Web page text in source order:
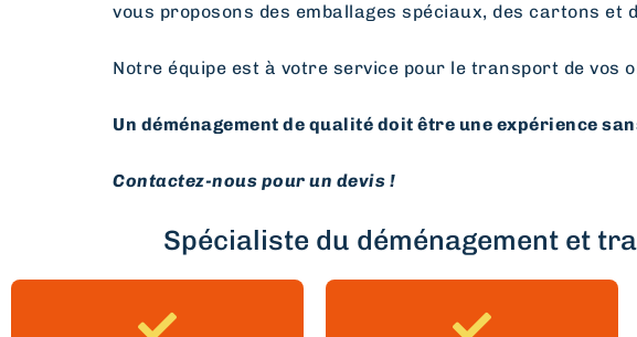
vous proposons des emballages spéciaux, des cartons et
Notre équipe est à votre service pour le transport de vos
Un déménagement de qualité doit être une expérience
Contactez-nous pour un devis !
Spécialiste du déménagement et